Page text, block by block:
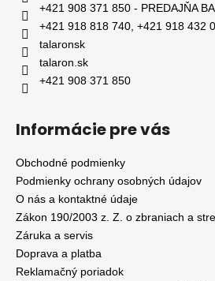
+421 908 371 850 - PREDAJŇA BA
+421 918 818 740, +421 918 432
talaronsk
talaron.sk
+421 908 371 850
Informácie pre vás
Obchodné podmienky
Podmienky ochrany osobných údajov
O nás a kontaktné údaje
Zákon 190/2003 z. Z. o zbraniach a
Záruka a servis
Doprava a platba
Reklamačný poriadok